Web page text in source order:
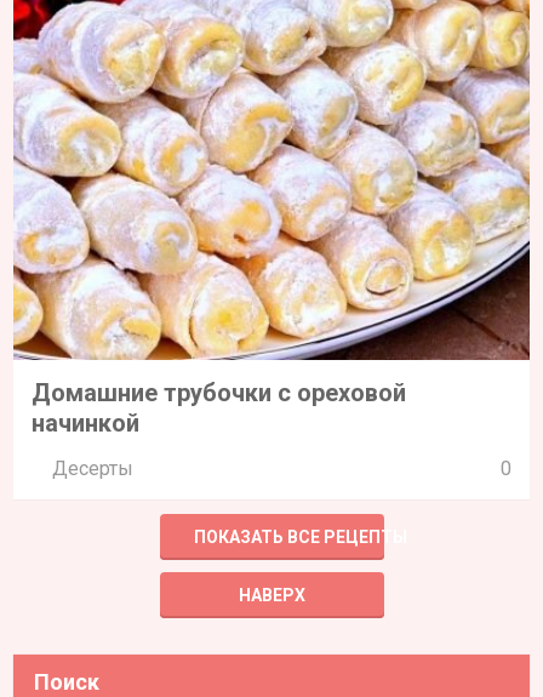
Домашние трубочки с ореховой
начинкой
Десерты 0
ПОКАЗАТЬ ВСЕ РЕЦЕПТЫ
НАВЕРХ
Поиск